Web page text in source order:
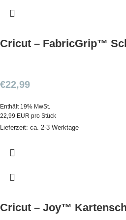
Cricut – FabricGrip™
€22,99
Enthält 19% MwSt.
22,99 EUR pro Stück
Lieferzeit: ca. 2-3 Werktage
Cricut – Joy™